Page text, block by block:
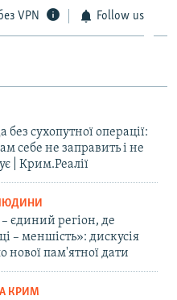
VPN Follow us
без сухопутної операції:
себе не заправить і не
| Крим.Реалії
єдиний регіон, де
– меншість»: дискусія
нової пам'ятної дати
КРИМ